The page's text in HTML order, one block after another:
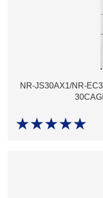
NR-JS30AX1/NR-
★★★★★